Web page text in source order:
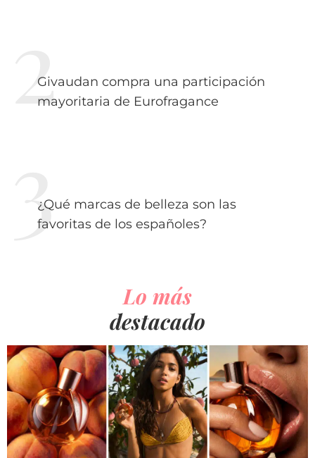
Givaudan compra una participación
mayoritaria de Eurofragance
¿Qué marcas de belleza son las
favoritas de los españoles?
Lo más
destacado